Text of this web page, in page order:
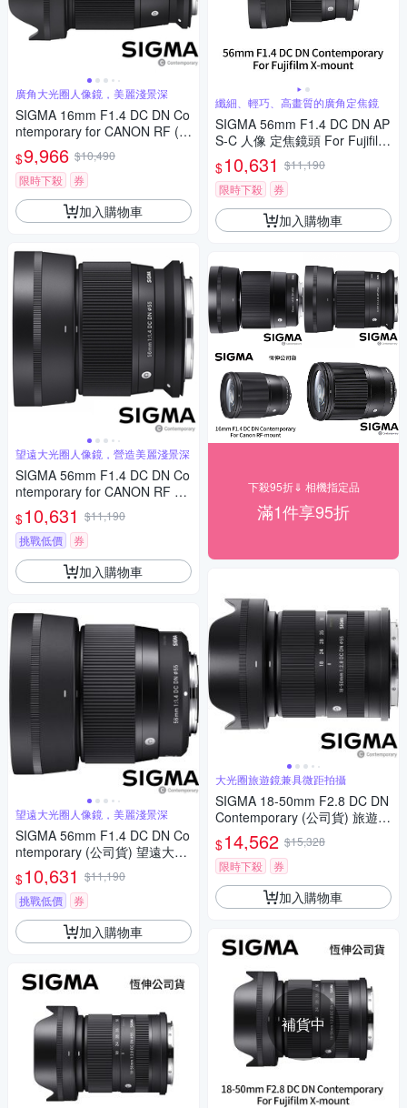
廣角大光圈人像鏡，美麗淺景深
SIGMA 16mm F1.4 DC DN Co
ntemporary for CANON RF (公
司貨) 廣角大光圈定焦鏡 人像
鏡 APS-C 無反微單眼專用鏡頭
$9,966 $10,490
限時下殺
券
加入購物車
望遠大光圈人像鏡，營造美麗淺景深
SIGMA 56mm F1.4 DC DN Co
ntemporary for CANON RF 接
環 (公司貨) 望遠大光圈定焦鏡
人像鏡 APS-C 無反微單眼專用
鏡頭
$10,631 $11,190
挑戰低價
券
加入購物車
望遠大光圈人像鏡，美麗淺景深
SIGMA 56mm F1.4 DC DN Co
ntemporary (公司貨) 望遠大光
圈定焦鏡頭 人像鏡 APS-C 無反
微單眼專用鏡頭
$10,631 $11,190
挑戰低價
券
加入購物車
纖細、輕巧、高畫質的廣角定焦鏡
SIGMA 56mm F1.4 DC DN AP
S-C 人像 定焦鏡頭 For Fujifilm
X-mount (公司貨)
$10,631 $11,190
限時下殺
券
加入購物車
下殺95折⇓ 相機指定品
滿1件享95折
大光圈旅遊鏡兼具微距拍攝
SIGMA 18-50mm F2.8 DC DN
Contemporary (公司貨) 旅遊鏡
APS-C 無反微單眼專用鏡頭
$14,562 $15,328
限時下殺
券
加入購物車
補貨中